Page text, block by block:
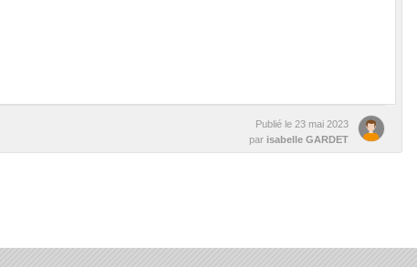
Publié le 23 mai 2023
par isabelle GARDET